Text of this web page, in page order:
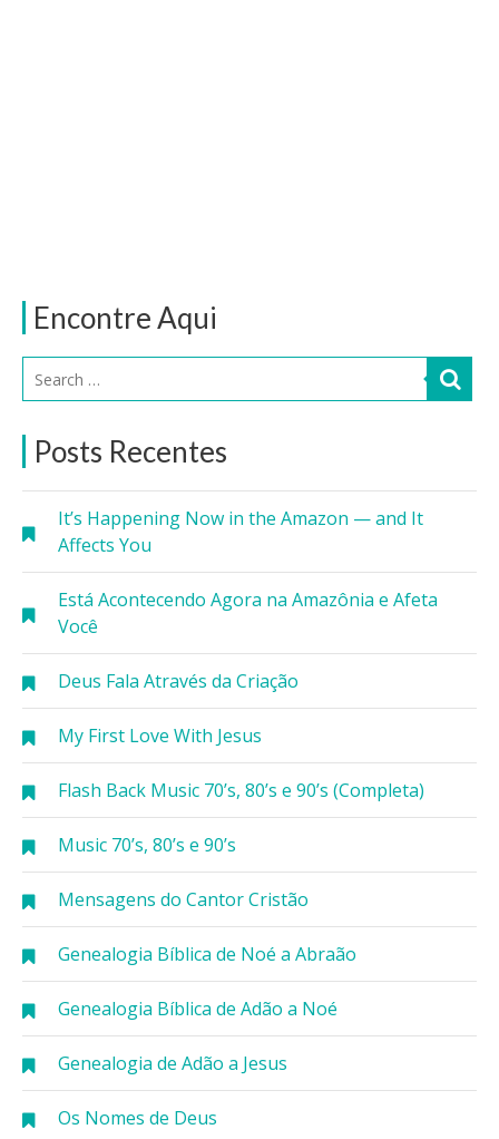
Encontre Aqui
Posts Recentes
It’s Happening Now in the Amazon — and It
Affects You
Está Acontecendo Agora na Amazônia e Afeta
Você
Deus Fala Através da Criação
My First Love With Jesus
Flash Back Music 70’s, 80’s e 90’s (Completa)
Music 70’s, 80’s e 90’s
Mensagens do Cantor Cristão
Genealogia Bíblica de Noé a Abraão
Genealogia Bíblica de Adão a Noé
Genealogia de Adão a Jesus
Os Nomes de Deus